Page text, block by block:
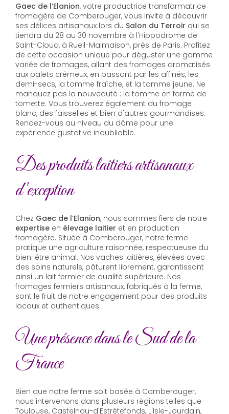
Gaec de l’Elanion, votre productrice transformatrice
fromagère de Comberouger, vous invite à découvrir
ses délices artisanaux lors du Salon du Terroir qui se
tiendra du 28 au 30 novembre à l'Hippodrome de
Saint-Cloud, à Rueil-Malmaison, près de Paris. Profitez
de cette occasion unique pour déguster une gamme
variée de fromages, allant des fromages aromatisés
aux palets crémeux, en passant par les affinés, les
demi-secs, la tomme fraîche, et la tomme jeune. Ne
manquez pas la nouveauté : la tomme en forme de
tomette. Vous trouverez également du fromage
blanc, des faisselles et bien d'autres gourmandises.
Rendez-vous au niveau du dôme pour une
expérience gustative inoubliable.
Des produits laitiers artisanaux
d'exception
Chez Gaec de l’Elanion, nous sommes fiers de notre
expertise en élevage laitier et en production
fromagère. Située à Comberouger, notre ferme
pratique une agriculture raisonnée, respectueuse du
bien-être animal. Nos vaches laitières, élevées avec
des soins naturels, pâturent librement, garantissant
ainsi un lait fermier de qualité supérieure. Nos
fromages fermiers artisanaux, fabriqués à la ferme,
sont le fruit de notre engagement pour des produits
locaux et authentiques.
Une présence dans le Sud de la
France
Bien que notre ferme soit basée à Comberouger,
nous intervenons dans plusieurs régions telles que
Toulouse, Castelnau-d'Estrétefonds, L'Isle-Jourdain,